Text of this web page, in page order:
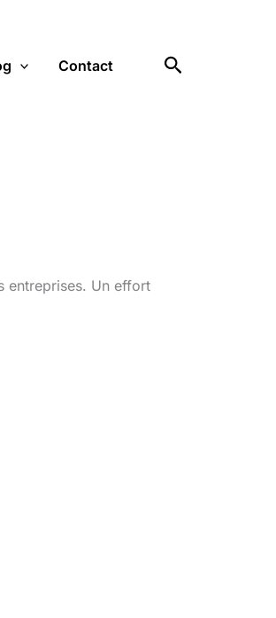
Contact Rechercher
entreprises. Un effort